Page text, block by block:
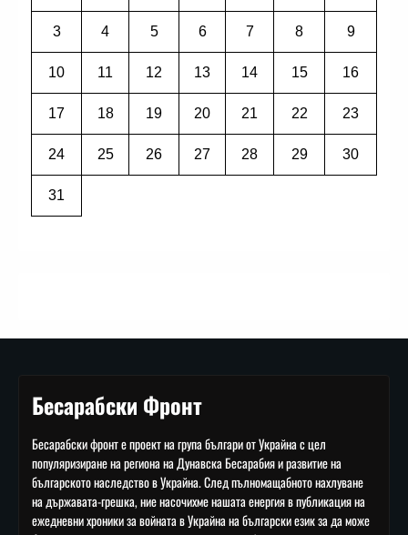
3 4 5 6 7 8 9
10 11 12 13 14 15 16
17 18 19 20 21 22 23
24 25 26 27 28 29 30
31
Бесарабски Фронт
Бесарабски фронт е проект на група българи от Украйна с цел
популяризиране на региона на Дунавска Бесарабия и развитие на
българското наследство в Украйна. След пълномащабното нахлуване
на държавата-грешка, ние насочихме нашата енергия в публикация на
ежедневни хроники за войната в Украйна на български език за да може